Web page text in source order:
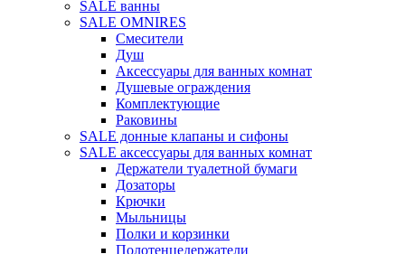
SALE ванны
SALE OMNIRES
Смесители
Душ
Аксессуары для ванных комнат
Душевые ограждения
Комплектующие
Раковины
SALE донные клапаны и сифоны
SALE аксессуары для ванных комнат
Держатели туалетной бумаги
Дозаторы
Крючки
Мыльницы
Полки и корзинки
Полотенцедержатели